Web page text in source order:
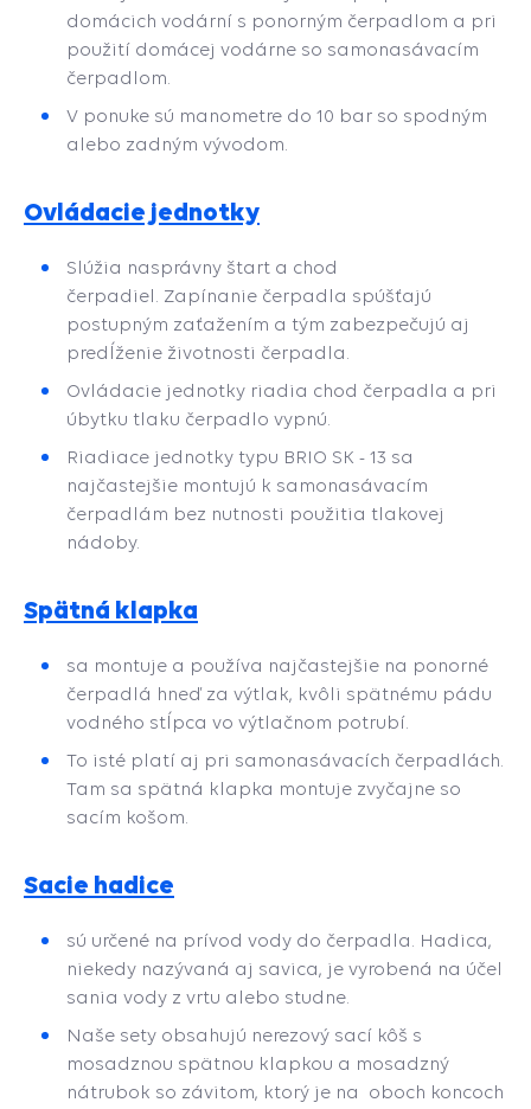
domácich vodární s ponorným čerpadlom a pri
použití domácej vodárne so samonasávacím
čerpadlom.
V ponuke sú manometre do 10 bar so spodným
alebo zadným vývodom.
Ovládacie jednotky
Slúžia nasprávny štart a chod
čerpadiel. Zapínanie čerpadla spúšťajú
postupným zaťažením a tým zabezpečujú aj
predĺženie životnosti čerpadla.
Ovládacie jednotky riadia chod čerpadla a pri
úbytku tlaku čerpadlo vypnú.
Riadiace jednotky typu BRIO SK - 13 sa
najčastejšie montujú k samonasávacím
čerpadlám bez nutnosti použitia tlakovej
nádoby.
Spätná klapka
sa montuje a používa najčastejšie na ponorné
čerpadlá hneď za výtlak, kvôli spätnému pádu
vodného stĺpca vo výtlačnom potrubí.
To isté platí aj pri samonasávacích čerpadlách.
Tam sa spätná klapka montuje zvyčajne so
sacím košom.
Sacie hadice
sú určené na prívod vody do čerpadla. Hadica,
niekedy nazývaná aj savica, je vyrobená na účel
sania vody z vrtu alebo studne.
Naše sety obsahujú nerezový sací kôš s
mosadznou spätnou klapkou a mosadzný
nátrubok so závitom, ktorý je na oboch koncoch